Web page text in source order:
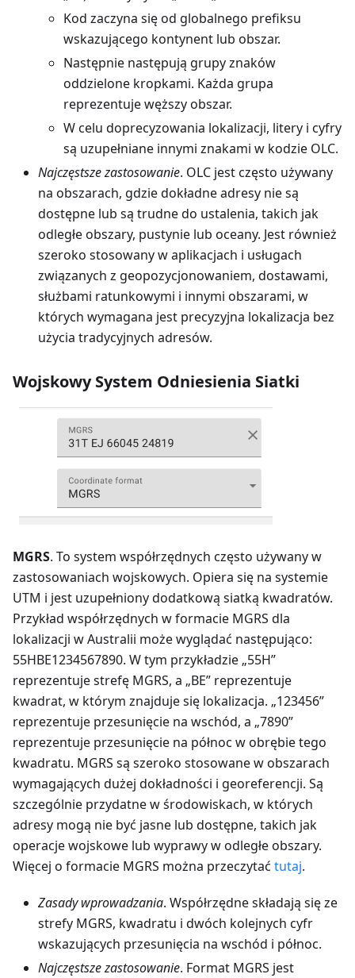
Kod zaczyna się od globalnego prefiksu
wskazującego kontynent lub obszar.
Następnie następują grupy znaków
oddzielone kropkami. Każda grupa
reprezentuje węższy obszar.
W celu doprecyzowania lokalizacji, litery i cyfry
są uzupełniane innymi znakami w kodzie OLC.
Najczęstsze zastosowanie. OLC jest często używany
na obszarach, gdzie dokładne adresy nie są
dostępne lub są trudne do ustalenia, takich jak
odległe obszary, pustynie lub oceany. Jest również
szeroko stosowany w aplikacjach i usługach
związanych z geopozycjonowaniem, dostawami,
służbami ratunkowymi i innymi obszarami, w
których wymagana jest precyzyjna lokalizacja bez
użycia tradycyjnych adresów.
Wojskowy System Odniesienia Siatki
MGRS. To system współrzędnych często używany w
zastosowaniach wojskowych. Opiera się na systemie
UTM i jest uzupełniony dodatkową siatką kwadratów.
Przykład współrzędnych w formacie MGRS dla
lokalizacji w Australii może wyglądać następująco:
55HBE1234567890. W tym przykładzie „55H”
reprezentuje strefę MGRS, a „BE” reprezentuje
kwadrat, w którym znajduje się lokalizacja. „123456”
reprezentuje przesunięcie na wschód, a „7890”
reprezentuje przesunięcie na północ w obrębie tego
kwadratu. MGRS są szeroko stosowane w obszarach
wymagających dużej dokładności i georeferencji. Są
szczególnie przydatne w środowiskach, w których
adresy mogą nie być jasne lub dostępne, takich jak
operacje wojskowe lub wyprawy w odległe obszary.
Więcej o formacie MGRS można przeczytać tutaj.
Zasady wprowadzania. Współrzędne składają się ze
strefy MGRS, kwadratu i dwóch kolejnych cyfr
wskazujących przesunięcia na wschód i północ.
Najczęstsze zastosowanie. Format MGRS jest